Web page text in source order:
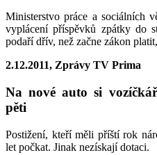
Ministerstvo práce a sociálních
vyplácení příspěvků zpátky do
podaří dřív, než začne zákon
2.12.2011, Zprávy TV Prima
Na nové auto si
pěti
Postižení, kteří měli příští rok
let počkat. Jinak nezískají dotaci.